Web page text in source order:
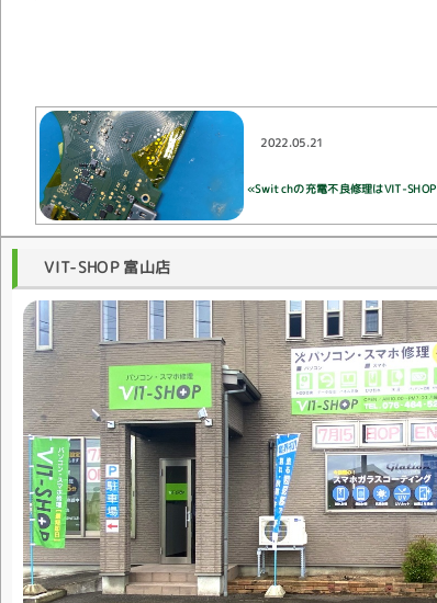
2022.05.21
«Switchの充電不良修理はVIT-SHOP
VIT-SHOP 富山店